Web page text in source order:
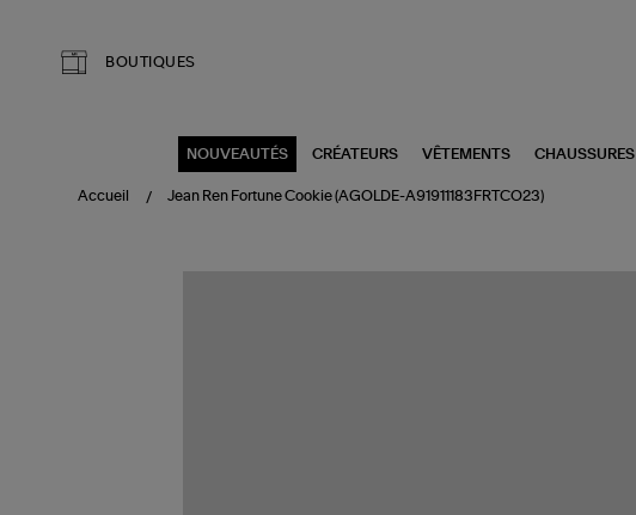
BOUTIQUES
NOUVEAUTÉS CRÉATEURS VÊTEMENTS CHAUSSURES
Accueil Jean Ren Fortune Cookie (AGOLDE-A91911183FRTCO23)